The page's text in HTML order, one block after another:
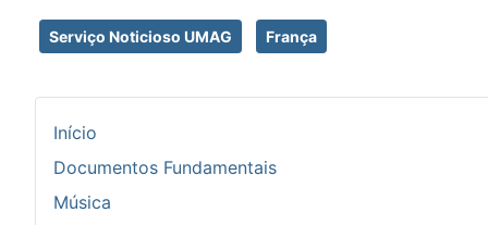
Serviço Noticioso UMAG França
Início
Documentos Fundamentais
Música